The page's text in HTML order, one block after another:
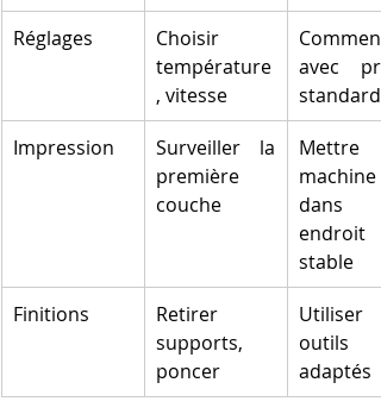
Réglages
Choisir
température
, vitesse
avec
standards
Impression
Surveiller la
première
couche
machine
dans
endroit
stable
Finitions
Retirer
supports,
poncer
Utiliser
outils
adaptés